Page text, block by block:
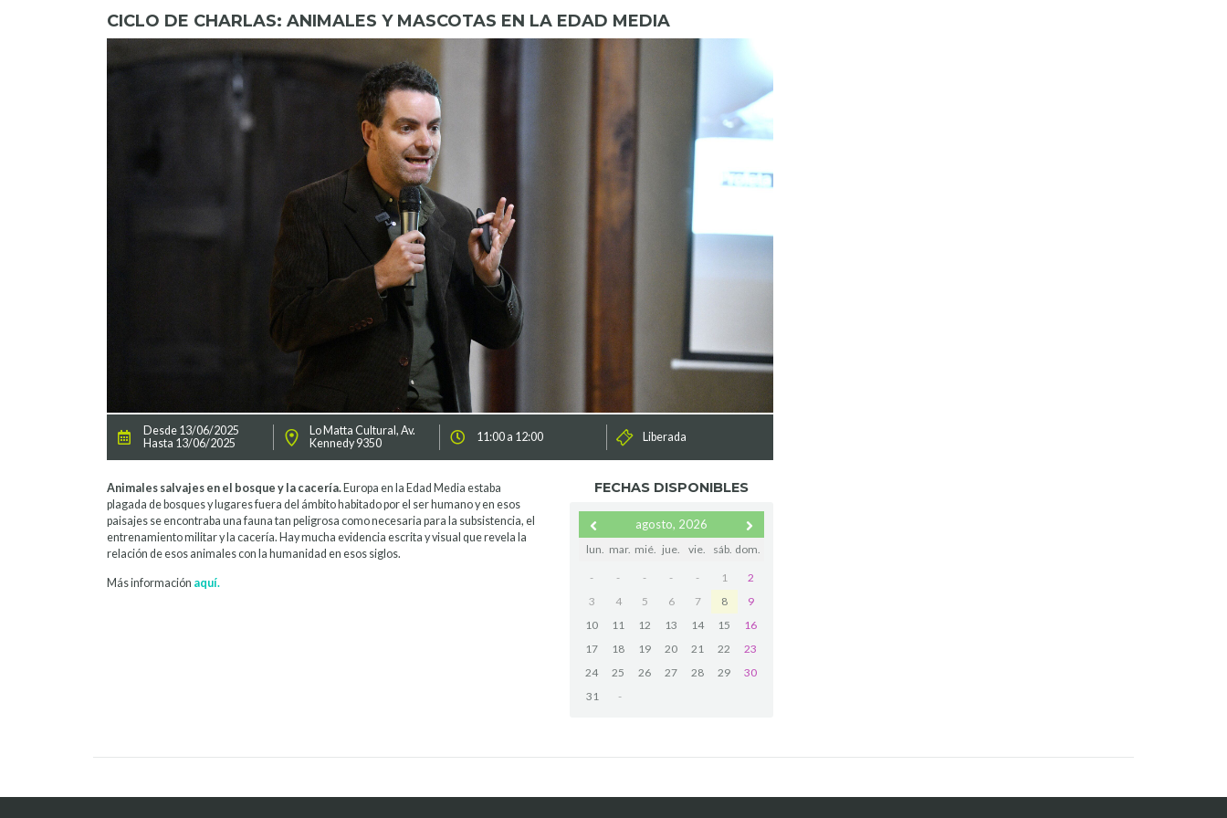
CICLO DE CHARLAS: ANIMALES Y MASCOTAS EN LA EDAD MEDIA
Desde 13/06/2025
Hasta 13/06/2025
Lo Matta Cultural, Av.
Kennedy 9350
11:00 a 12:00 Liberada
Animales salvajes en el bosque y la cacería.Europa en la Edad Media estaba
plagada de bosques y lugares fuera del ámbito habitado por el ser humano y en esos
paisajes se encontraba una fauna tan peligrosa como necesaria para la subsistencia, el
entrenamiento militar y la cacería. Hay mucha evidencia escrita y visual que revela la
relación de esos animales con la humanidad en esos siglos.
Más información aquí.
FECHAS DISPONIBLES
agosto, 2026
lun. mar. mié. jue. vie. sáb. dom.
- - - - - 1
2
3
4 5 6 7 8
9
10
11 12 13 14 15
16
17
18 19 20 21 22
23
24
25 26 27 28 29
30
31
-